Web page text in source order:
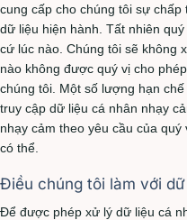
cung cấp cho chúng tôi sự
dữ liệu hiện hành. Tất nhiên
cứ lúc nào. Chúng tôi sẽ không
nào không được quý vị cho
chúng tôi. Một số lượng hạn
truy cập dữ liệu cá nhân nhạy
nhạy cảm theo yêu cầu của
có thể.
Điều chúng tôi làm với
Để được phép xử lý dữ liệu cá